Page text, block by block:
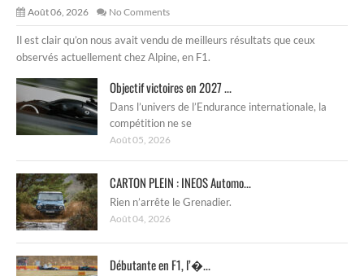
Août 06, 2026 No Comments
Il est clair qu’on nous avait vendu de meilleurs résultats que ceux
observés actuellement chez Alpine, en F1.
Objectif victoires en 2027 ...
Dans l’univers de l’Endurance internationale, la
compétition ne se
Août 05, 2026
CARTON PLEIN : INEOS Automo...
Rien n’arrête le Grenadier.
Août 04, 2026
Débutante en F1, l’�...